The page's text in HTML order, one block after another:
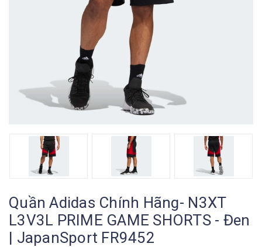
Quần Adidas Chính Hãng- N3XT
L3V3L PRIME GAME SHORTS - Đen
| JapanSport FR9452